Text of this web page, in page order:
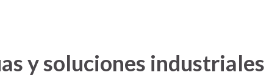
y soluciones industriales